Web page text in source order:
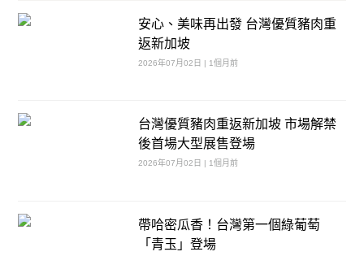
安心、美味再出發 台灣優質豬肉重
返新加坡
2026年07月02日 | 1個月前
台灣優質豬肉重返新加坡 市場解禁
後首場大型展售登場
2026年07月02日 | 1個月前
帶哈密瓜香！台灣第一個綠葡萄
「青玉」登場